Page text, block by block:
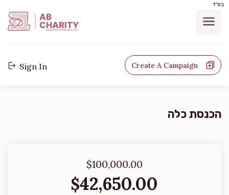
בס"ד
AB
CHARITY
powerd by ahblicklive.com
Sign In Create A Campaign
הכנסת כלה
$100,000.00
$42,650.00